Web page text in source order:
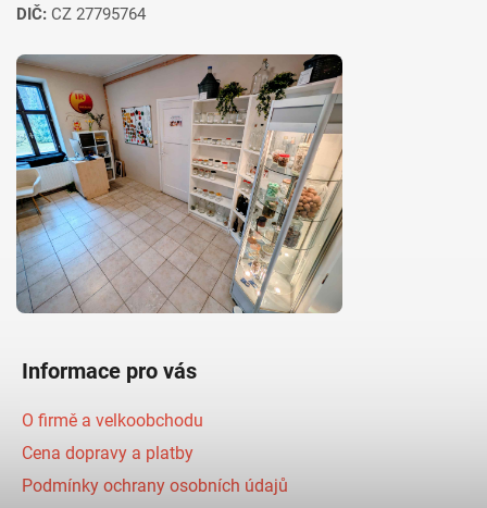
DIČ: CZ 27795764
Informace pro vás
O firmě a velkoobchodu
Cena dopravy a platby
Podmínky ochrany osobních údajů